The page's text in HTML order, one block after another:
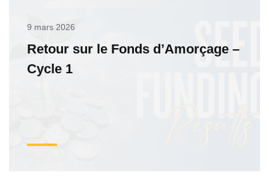
9 mars 2026
Retour sur le Fonds d’Amorçage –
Cycle 1